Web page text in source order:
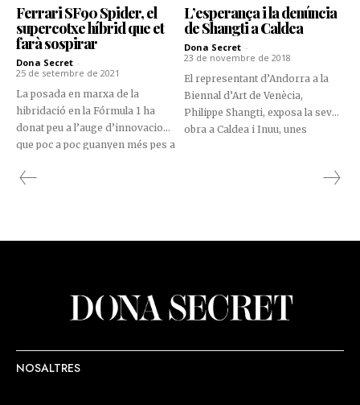
Ferrari SF90 Spider, el
supercotxe híbrid que et
farà sospirar
Dona Secret -
25 de setembre de 2021
La posada en marxa de la
hibridació en la Fórmula 1 ha
donat peu a l’auge d’innovacions
que poc a poc guanyen més pes a
L’esperança i la denúncia
de Shangti a Caldea
Dona Secret -
23 de novembre de 2018
El representant d’Andorra a la
Biennal d’Art de Venècia,
Philippe Shangti, exposa la seva
obra a Caldea i Inuu, unes
NOSALTRES